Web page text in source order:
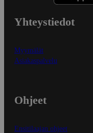
Yhteystiedot
Myymälät
Asiakaspalvelu
Ohjeet
Ensitilaajan ohjeet